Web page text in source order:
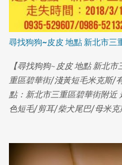
1
尋找狗狗~皮皮 地點 新北市
【尋找狗狗~皮皮 地點 新北
重區碧華街/淺黃短毛米克斯/
點：新北市三重區碧華街附近
色短毛/剪耳/柴犬尾巴/母米克
讓她自己跑出門了，請大家幫